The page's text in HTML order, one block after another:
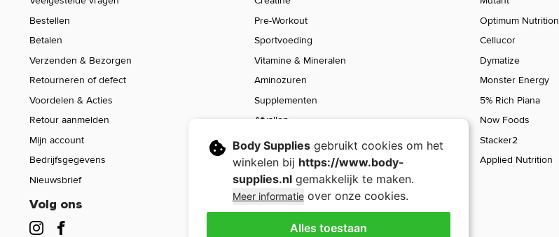
Bestellen
Betalen
Verzenden & Bezorgen
Retourneren of defect
Voordelen & Acties
Retour aanmelden
Mijn account
Bedrijfsgegevens
Nieuwsbrief
Volg ons
Pre-Workout
Sportvoeding
Vitamine & Mineralen
Aminozuren
Supplementen
Afvallen
Voeding
Sport Gear
Sale
Optimum Nutrition
Cellucor
Dymatize
Monster Energy
5% Rich Piana
Now Foods
Stacker2
Applied Nutrition
Body Suppliesgebruikt cookies om het
winkelen bij https://www.body-
supplies.nlgemakkelijk te maken.
Meer informatieover onze cookies.
Alles toestaan